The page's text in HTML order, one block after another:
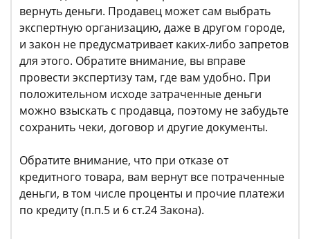
вернуть деньги. Продавец может сам выбрать
экспертную организацию, даже в другом городе,
и закон не предусматривает каких-либо запретов
для этого. Обратите внимание, вы вправе
провести экспертизу там, где вам удобно. При
положительном исходе затраченные деньги
можно взыскать с продавца, поэтому не забудьте
сохранить чеки, договор и другие документы.
Обратите внимание, что при отказе от
кредитного товара, вам вернут все потраченные
деньги, в том числе проценты и прочие платежи
по кредиту (п.п.5 и 6 ст.24 Закона).